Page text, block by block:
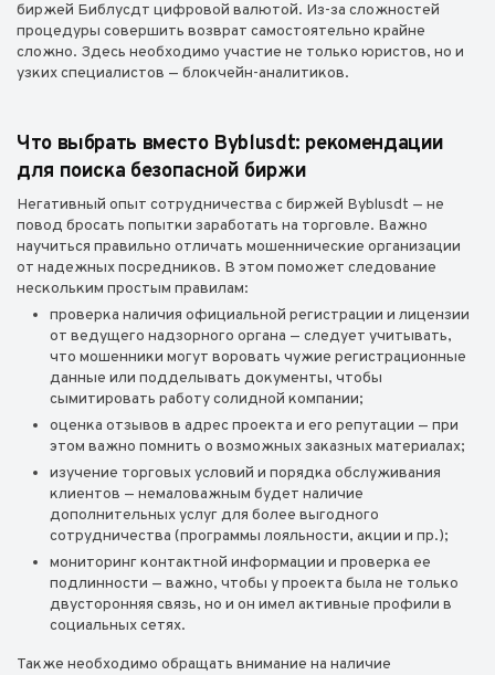
биржей Библусдт цифровой валютой. Из-за сложностей
процедуры совершить возврат самостоятельно крайне
сложно. Здесь необходимо участие не только юристов, но и
узких специалистов — блокчейн-аналитиков.
Что выбрать вместо Byblusdt: рекомендации
для поиска безопасной биржи
Негативный опыт сотрудничества с биржей Byblusdt — не
повод бросать попытки заработать на торговле. Важно
научиться правильно отличать мошеннические организации
от надежных посредников. В этом поможет следование
нескольким простым правилам:
проверка наличия официальной регистрации и лицензии
от ведущего надзорного органа — следует учитывать,
что мошенники могут воровать чужие регистрационные
данные или подделывать документы, чтобы
сымитировать работу солидной компании;
оценка отзывов в адрес проекта и его репутации — при
этом важно помнить о возможных заказных материалах;
изучение торговых условий и порядка обслуживания
клиентов — немаловажным будет наличие
дополнительных услуг для более выгодного
сотрудничества (программы лояльности, акции и пр.);
мониторинг контактной информации и проверка ее
подлинности — важно, чтобы у проекта была не только
двусторонняя связь, но и он имел активные профили в
социальных сетях.
Также необходимо обращать внимание на наличие